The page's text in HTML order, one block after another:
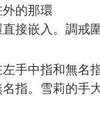
的那環
接嵌入。調戒
手中指和無名
指。雪莉的手